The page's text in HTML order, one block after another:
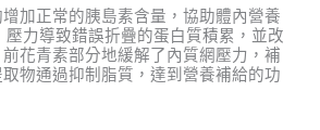
加正常的胰島素含量，協助體內營養
壓力導致錯誤折疊的蛋白質積累，並改
花青素部分地緩解了內質網壓力，補
物通過抑制脂質，達到營養補給的功